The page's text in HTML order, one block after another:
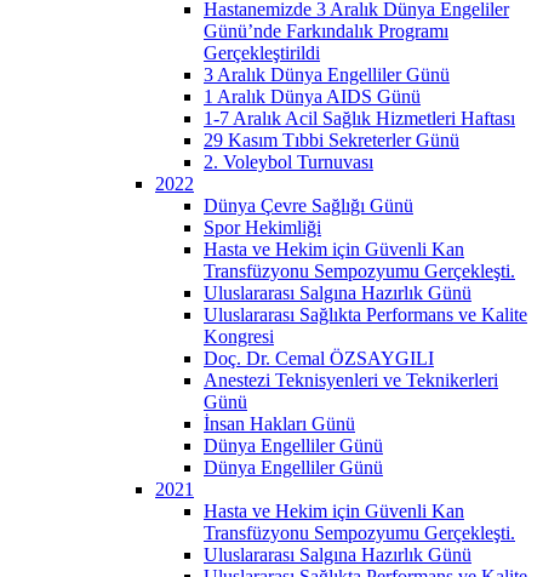
Hastanemizde 3 Aralık Dünya Engeliler
Günü’nde Farkındalık Programı
Gerçekleştirildi
3 Aralık Dünya Engelliler Günü
1 Aralık Dünya AIDS Günü
1-7 Aralık Acil Sağlık Hizmetleri Haftası
29 Kasım Tıbbi Sekreterler Günü
2. Voleybol Turnuvası
2022
Dünya Çevre Sağlığı Günü
Spor Hekimliği
Hasta ve Hekim için Güvenli Kan
Transfüzyonu Sempozyumu Gerçekleşti.
Uluslararası Salgına Hazırlık Günü
Uluslararası Sağlıkta Performans ve Kalite
Kongresi
Doç. Dr. Cemal ÖZSAYGILI
Anestezi Teknisyenleri ve Teknikerleri
Günü
İnsan Hakları Günü
Dünya Engelliler Günü
Dünya Engelliler Günü
2021
Hasta ve Hekim için Güvenli Kan
Transfüzyonu Sempozyumu Gerçekleşti.
Uluslararası Salgına Hazırlık Günü